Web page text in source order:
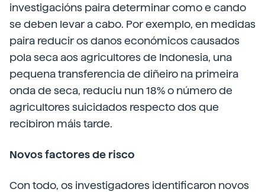
investigacións paira determinar como e cando
se deben levar a cabo. Por exemplo, en medidas
paira reducir os danos económicos causados
pola seca aos agricultores de Indonesia, una
pequena transferencia de diñeiro na primeira
onda de seca, reduciu nun 18% o número de
agricultores suicidados respecto dos que
recibiron máis tarde.
Novos factores de risco
Con todo, os investigadores identificaron novos